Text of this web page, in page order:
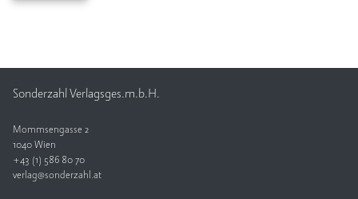
Sonderzahl Verlagsges.m.b.H.
Mommsengasse 2
1040 Wien
+43 (1) 586 80 70
verlag@sonderzahl.at